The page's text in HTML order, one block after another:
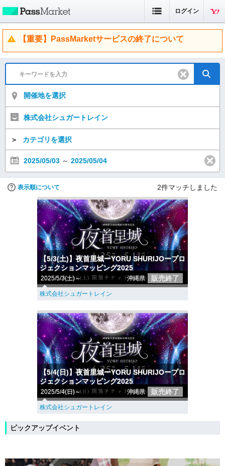
ログイン
【重要】PassMarketサービスの終了について
開催地を選択
株式会社シュガートレイン
＞ カテゴリを選択
2025/05/03 ～ 2025/05/04
表示順について 2件マッチしました
【5/3(土)】夜首里城ーYORU SHURIJOープロ
ジェクションマッピング2025
2025/5/3(土)～ 沖縄県 販売終了
株式会社シュガートレイン
【5/4(日)】夜首里城ーYORU SHURIJOープロ
ジェクションマッピング2025
2025/5/4(日)～ 沖縄県 販売終了
株式会社シュガートレイン
ピックアップイベント